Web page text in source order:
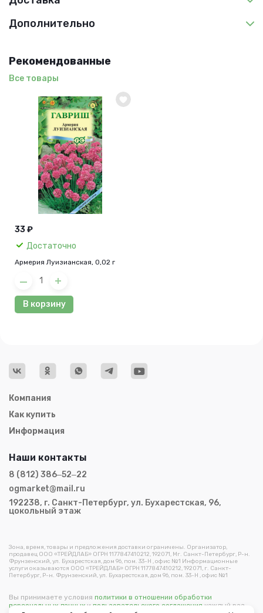
Дополнительно
Рекомендованные
Все товары
33 ₽
Достаточно
Армерия Луизианская, 0,02 г
В корзину
Компания
Как купить
Информация
Зона, время, товары и предложения доставки ограничены. Организатор,
продавец ООО «ТРЕЙДЛАБ» ОГРН 1177847410212, 192071, Мг. Санкт-Петербург, Р-н.
Фрунзенский, ул. Бухарестская, дом 96, пом. 33-Н , офис №1 Информационные
услуги оказываются ООО «ТРЕЙДЛАБ» ОГРН 1177847410212, 192071, г. Санкт-
Петербург, Р-н. Фрунзенский, ул. Бухарестская, дом 96, пом. 33-Н , офис №1
Наши контакты
8 (812) 386‒52‒22
ogmarket@mail.ru
192238, г. Санкт-Петербург, ул. Бухарестская, 96,
цокольный этаж
Вы принимаете условия политики в отношении обработки
персональных данных и пользовательского соглашения каждый раз,